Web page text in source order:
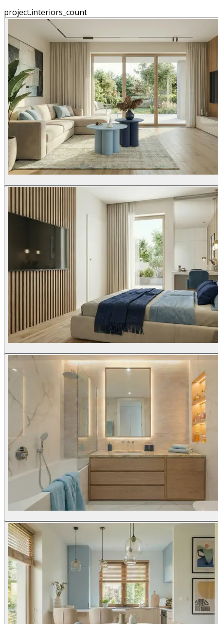
project.interiors_count